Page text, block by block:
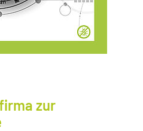
zur